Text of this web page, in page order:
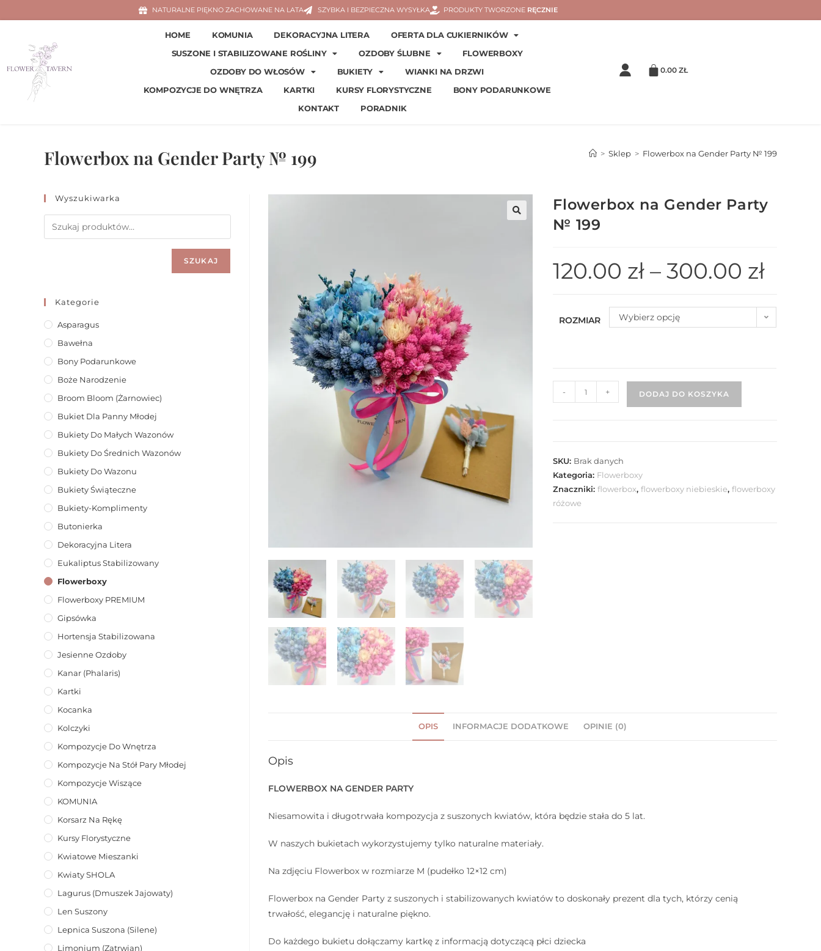
NATURALNE PIĘKNO ZACHOWANE NA LATA SZYBKA I BEZPIECZNA WYSYŁKA PRODUKTY TWORZONE RĘCZNIE
HOME KOMUNIA DEKORACYJNA LITERA
OFERTA DLA CUKIERNIKÓW
SUSZONE I STABILIZOWANE ROŚLINY
OZDOBY ŚLUBNE
FLOWERBOXY
OZDOBY DO WŁOSÓW
BUKIETY
WIANKI NA DRZWI
KOMPOZYCJE DO WNĘTRZA
KARTKI KURSY FLORYSTYCZNE
BONY PODARUNKOWE
KONTAKT
PORADNIK
0.00ZŁ
Flowerbox na Gender Party № 199 > Sklep > Flowerbox na Gender Party № 199
Flowerbox na Gender Party
№ 199
120.00 zł – 300.00 zł
ROZMIAR Wybierz opcję
- + DODAJ DO KOSZYKA
SKU: Brak danych
Kategoria: Flowerboxy
Znaczniki:flowerbox,flowerboxy niebieskie,flowerboxy
różowe
OPIS INFORMACJE DODATKOWE OPINIE (0)
Opis
FLOWERBOX NA GENDER PARTY
Niesamowita i długotrwała kompozycja z suszonych kwiatów, która będzie stała do 5 lat.
W naszych bukietach wykorzystujemy tylko naturalne materiały.
Na zdjęciu Flowerbox w rozmiarze M (pudełko 12×12 cm)
Flowerbox na Gender Party z suszonych i stabilizowanych kwiatów to doskonały prezent dla tych, którzy cenią
trwałość, elegancję i naturalne piękno.
Do każdego bukietu dołączamy kartkę z informacją dotyczącą płci dziecka
Wyszukiwarka
SZUKAJ
Kategorie
Asparagus
Bawełna
Bony Podarunkowe
Boże Narodzenie
Broom Bloom (żarnowiec)
Bukiet Dla Panny Młodej
Bukiety Do Małych Wazonów
Bukiety Do Średnich Wazonów
Bukiety Do Wazonu
Bukiety Świąteczne
Bukiety-Komplimenty
Butonierka
Dekoracyjna Litera
Eukaliptus Stabilizowany
Flowerboxy
Flowerboxy PREMIUM
Gipsówka
Hortensja Stabilizowana
Jesienne Ozdoby
Kanar (phalaris)
Kartki
Kocanka
Kolczyki
Kompozycje Do Wnętrza
Kompozycje Na Stół Pary Młodej
Kompozycje Wiszące
KOMUNIA
Korsarz Na Rękę
Kursy Florystyczne
Kwiatowe Mieszanki
Kwiaty SHOLA
Lagurus (dmuszek Jajowaty)
Len Suszony
Lepnica Suszona (Silene)
Limonium (zatrwian)